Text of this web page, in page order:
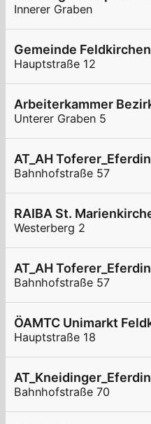
Innerer Graben
Gemeinde
Hauptstraße 12
Arbeiterkammer
Unterer Graben 5
AT_AH
Bahnhofstraße 57
RAIBA St.
Westerberg 2
AT_AH
Bahnhofstraße 57
ÖAMTC Unimarkt
Hauptstraße 18
Bahnhofstraße 70